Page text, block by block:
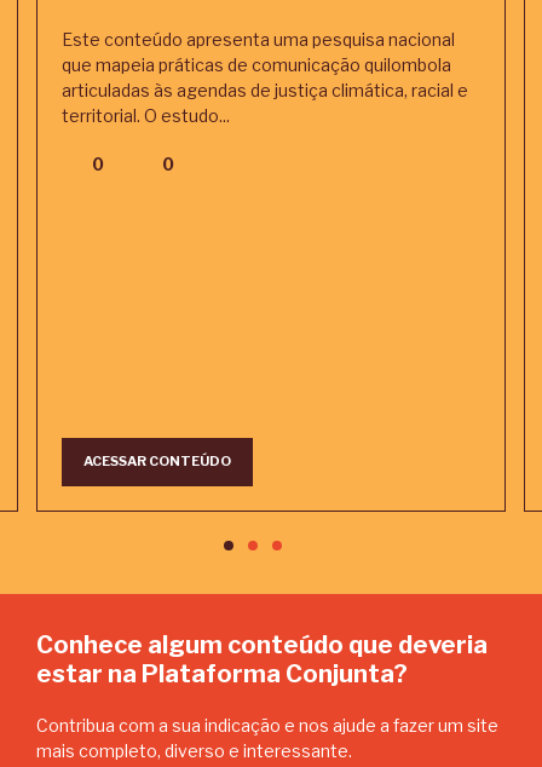
Este conteúdo apresenta uma pesquisa nacional
que mapeia práticas de comunicação quilombola
articuladas às agendas de justiça climática, racial e
territorial. O estudo...
0 0
ACESSAR CONTEÚDO
Conhece algum conteúdo que deveria
estar na Plataforma Conjunta?
Contribua com a sua indicação e nos ajude a fazer um site
mais completo, diverso e interessante.